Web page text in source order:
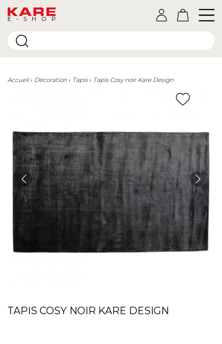
E-SHOP
Accueil Décoration Tapis Tapis Cosy noir Kare Design
TAPIS COSY NOIR KARE DESIGN